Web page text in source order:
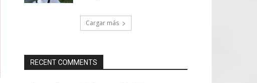
Cargar más
RECENT COMMENTS